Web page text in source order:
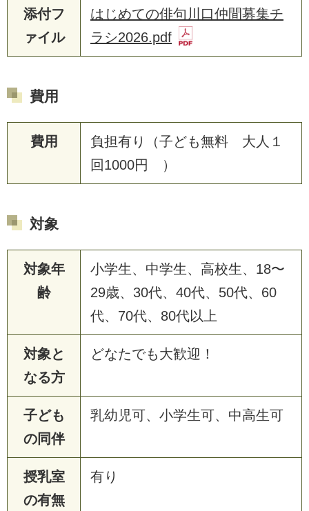
添付フ
ァイル
はじめての俳句川口仲間募集チ
ラシ2026.pdf
費用
費用
負担有り（子ども無料 大人１
回1000円 ）
対象
対象年
齢
小学生、中学生、高校生、18〜
29歳、30代、40代、50代、60
代、70代、80代以上
対象と
なる方
どなたでも大歓迎！
子ども
の同伴
乳幼児可、小学生可、中高生可
授乳室
の有無
有り